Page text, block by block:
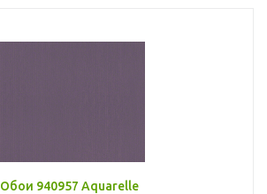
Обои 940957 Aquarelle